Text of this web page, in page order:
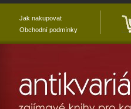
Jak nakupovat
Obchodní podmínky